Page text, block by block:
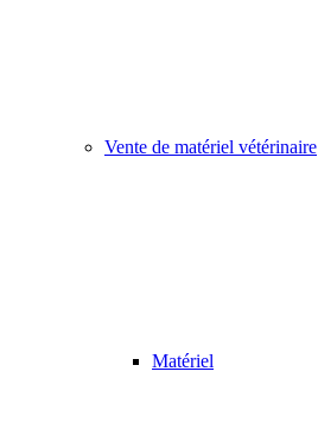
Vente de matériel vétérinaire
Matériel